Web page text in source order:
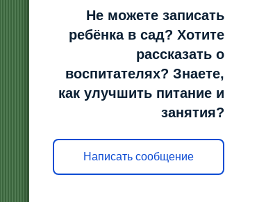
Не можете записать
ребёнка в сад? Хотите
рассказать о
воспитателях? Знаете,
как улучшить питание и
занятия?
Написать сообщение